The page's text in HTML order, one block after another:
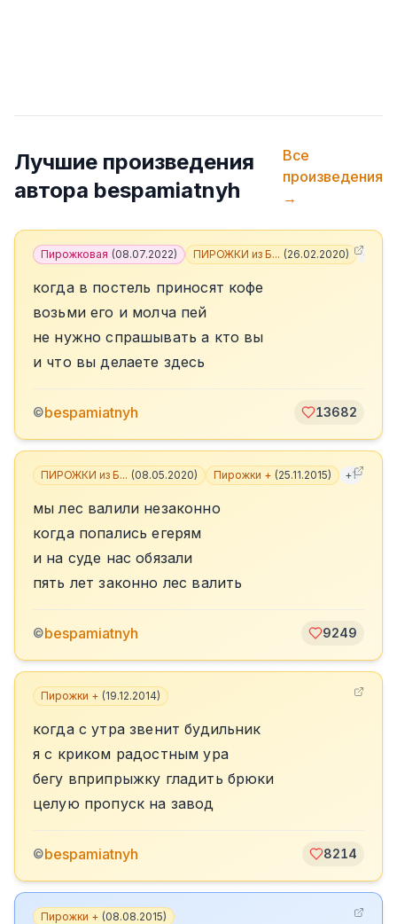
Лучшие произведения
автора bespamiatnyh
Все
произведения
→
Пирожковая (08.07.2022) ПИРОЖКИ из Б... (26.02.2020) +
когда в постель приносят кофе
возьми его и молча пей
не нужно спрашывать а кто вы
и что вы делаете здесь
©bespamiatnyh 13682
ПИРОЖКИ из Б... (08.05.2020) Пирожки + (25.11.2015) +1
мы лес валили незаконно
когда попались егерям
и на суде нас обязали
пять лет законно лес валить
©bespamiatnyh 9249
Пирожки + (19.12.2014)
когда с утра звенит будильник
я с криком радостным ура
бегу вприпрыжку гладить брюки
целую пропуск на завод
©bespamiatnyh 8214
Пирожки + (08.08.2015)